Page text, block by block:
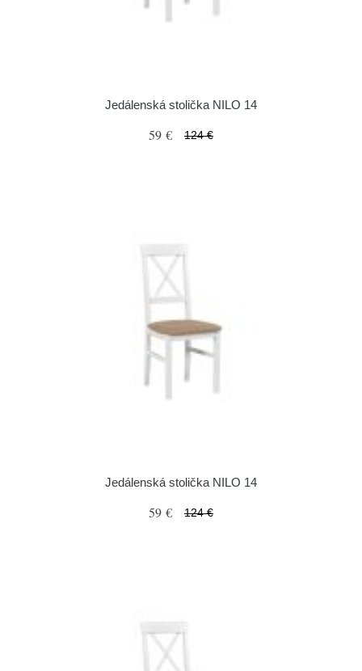
Jedálenská stolička NILO 14
59 € 124 €
Jedálenská stolička NILO 14
59 € 124 €